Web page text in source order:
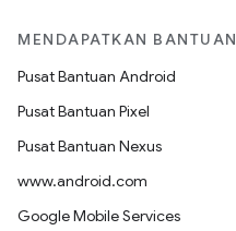
MENDAPATKAN BANTUAN
Pusat Bantuan Android
Pusat Bantuan Pixel
Pusat Bantuan Nexus
www.android.com
Google Mobile Services